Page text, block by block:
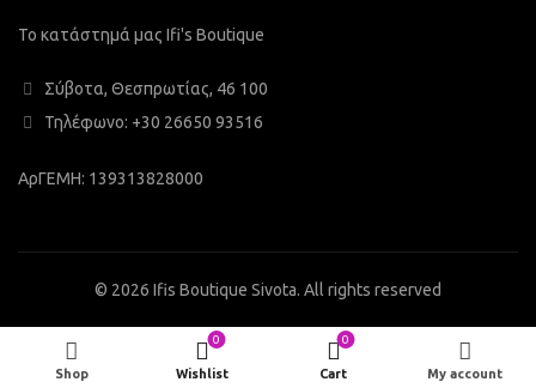
Το κατάστημά μας Ifi's Boutique
Σύβοτα, Θεσπρωτίας, 46 100
Τηλέφωνο: +30 26650 93516
ΑρΓΕΜΗ: 139313828000
© 2026 Ifis Boutique Sivota. All rights reserved
Shop
0
Wishlist
0
Cart My account